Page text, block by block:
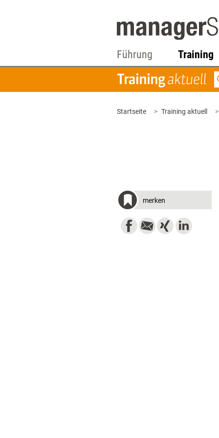
Führung Training
Startseite Training aktuell
merken